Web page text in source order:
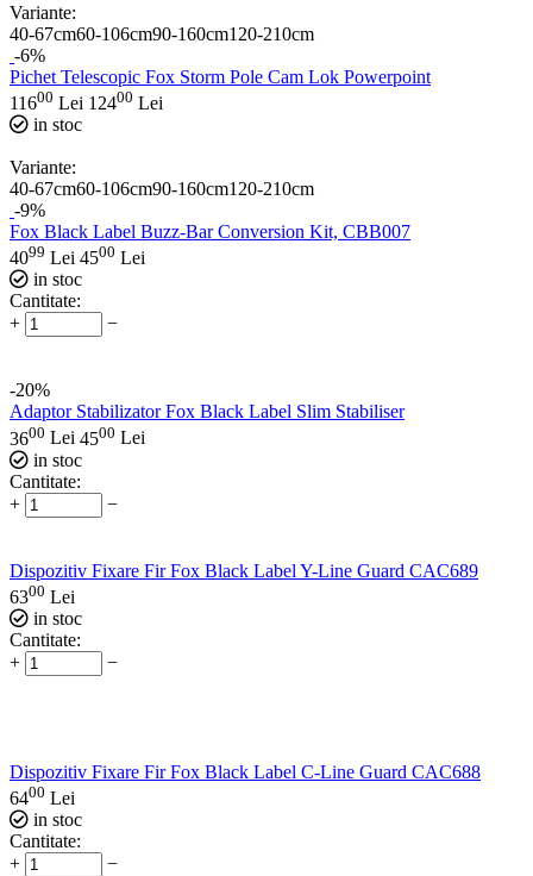
Variante:
40-67cm60-106cm90-160cm120-210cm
-6%
Pichet Telescopic Fox Storm Pole Cam Lok Powerpoint
11600 Lei 12400 Lei
in stoc
Variante:
40-67cm60-106cm90-160cm120-210cm
-9%
Fox Black Label Buzz-Bar Conversion Kit, CBB007
4099 Lei 4500 Lei
in stoc
Cantitate:
+
−
-20%
Adaptor Stabilizator Fox Black Label Slim Stabiliser
3600 Lei 4500 Lei
in stoc
Cantitate:
+
−
Dispozitiv Fixare Fir Fox Black Label Y-Line Guard CAC689
6300 Lei
in stoc
Cantitate:
+
−
Dispozitiv Fixare Fir Fox Black Label C-Line Guard CAC688
6400 Lei
in stoc
Cantitate:
+
−